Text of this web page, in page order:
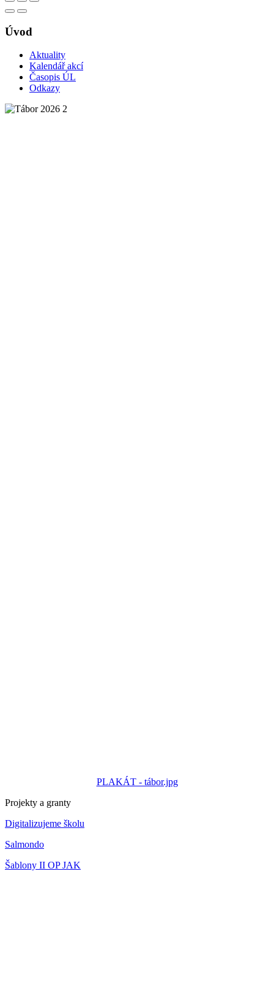
Úvod
Aktuality
Kalendář akcí
Časopis ÚL
Odkazy
PLAKÁT - tábor.jpg
Projekty a granty
Digitalizujeme školu
Salmondo
Šablony II OP JAK